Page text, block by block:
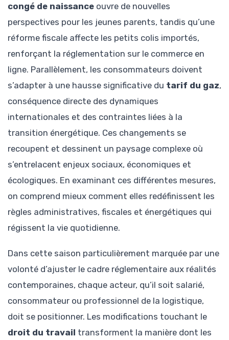
congé de naissance ouvre de nouvelles
perspectives pour les jeunes parents, tandis qu’une
réforme fiscale affecte les petits colis importés,
renforçant la réglementation sur le commerce en
ligne. Parallèlement, les consommateurs doivent
s’adapter à une hausse significative du tarif du gaz,
conséquence directe des dynamiques
internationales et des contraintes liées à la
transition énergétique. Ces changements se
recoupent et dessinent un paysage complexe où
s’entrelacent enjeux sociaux, économiques et
écologiques. En examinant ces différentes mesures,
on comprend mieux comment elles redéfinissent les
règles administratives, fiscales et énergétiques qui
régissent la vie quotidienne.
Dans cette saison particulièrement marquée par une
volonté d’ajuster le cadre réglementaire aux réalités
contemporaines, chaque acteur, qu’il soit salarié,
consommateur ou professionnel de la logistique,
doit se positionner. Les modifications touchant le
droit du travail transforment la manière dont les